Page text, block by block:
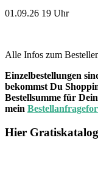
01.09.26 19 Uhr
Alle Infos zum
Einzelbestellungen
bekommst Du
Bestellsumme für
mein
Hier